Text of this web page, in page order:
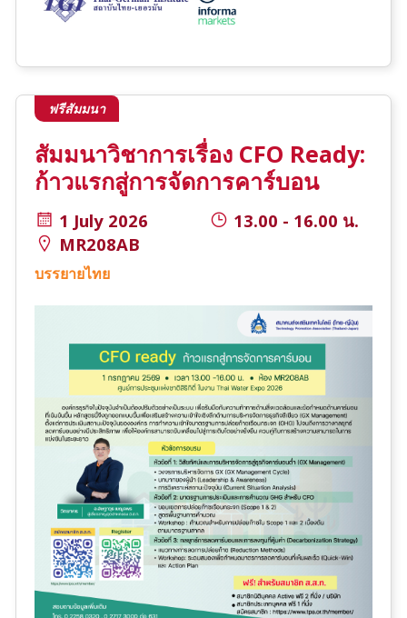
ฟรีสัมมนา
สัมมนาวิชาการเรื่อง CFO Ready:
ก้าวแรกสู่การจัดการคาร์บอน
1 July 2026
13.00 - 16.00 น.
MR208AB
บรรยายไทย